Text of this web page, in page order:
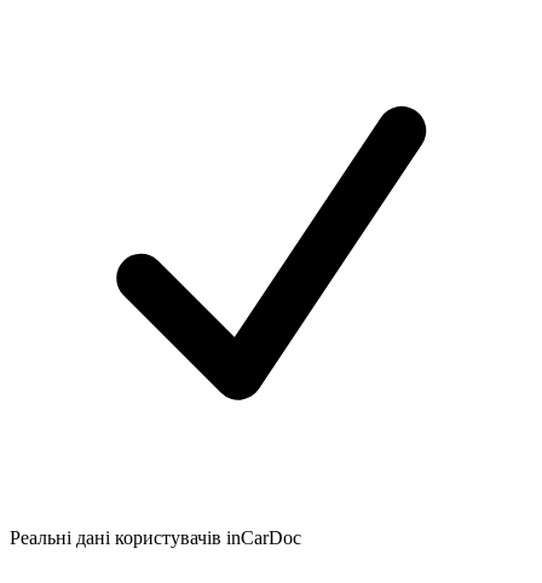
Реальні дані користувачів inCarDoc